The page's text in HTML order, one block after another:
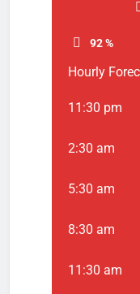
92 %
Hourly
11:30 pm
2:30 am
5:30 am
8:30 am
11:30 am